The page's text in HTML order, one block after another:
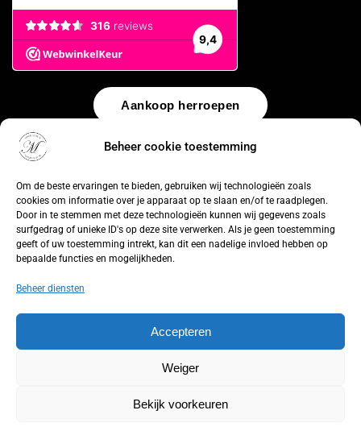
Beheer cookie toestemming
Om de beste ervaringen te bieden, gebruiken wij technologieën zoals
cookies om informatie over je apparaat op te slaan en/of te raadplegen.
Door in te stemmen met deze technologieën kunnen wij gegevens zoals
surfgedrag of unieke ID's op deze site verwerken. Als je geen toestemming
geeft of uw toestemming intrekt, kan dit een nadelige invloed hebben op
bepaalde functies en mogelijkheden.
Beheer diensten
Accepteren
Weiger
Bekijk voorkeuren
Aankoop herroepen
© 2026 by WebUnlimited–Algemene voorwaarden